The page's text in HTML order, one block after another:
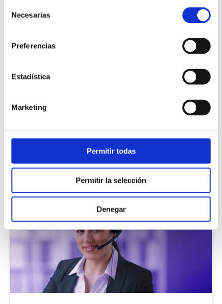
Necesarias
Preferencias
Estadística
Marketing
Permitir todas
Permitir la selección
Denegar